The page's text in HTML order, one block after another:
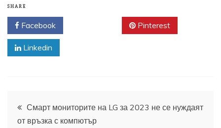
SHARE
Facebook Pinterest
Linkedin
Навигация
Смарт мониторите на LG за 2023 не се нуждаят
от връзка с компютър